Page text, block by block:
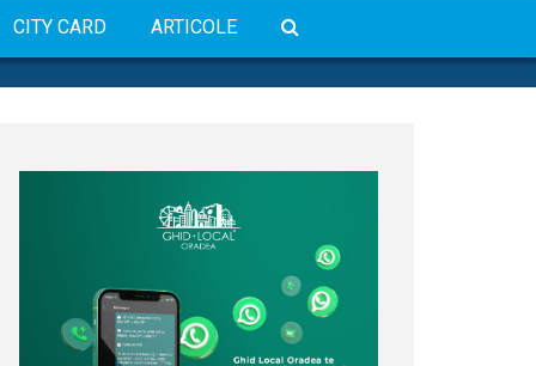
CITY CARD ARTICOLE